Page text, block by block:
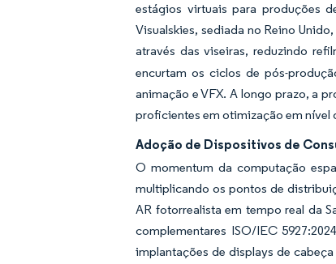
estágios virtuais para produções
Visualskies, sediada no Reino
através das viseiras, reduzindo
encurtam os ciclos de pós-
animação e VFX. A longo prazo, a
proficientes em otimização em nível
Adoção de Dispositivos de
O momentum da computação
multiplicando os pontos de
AR fotorrealista em tempo real da
complementares ISO/IEC
implantações de displays de